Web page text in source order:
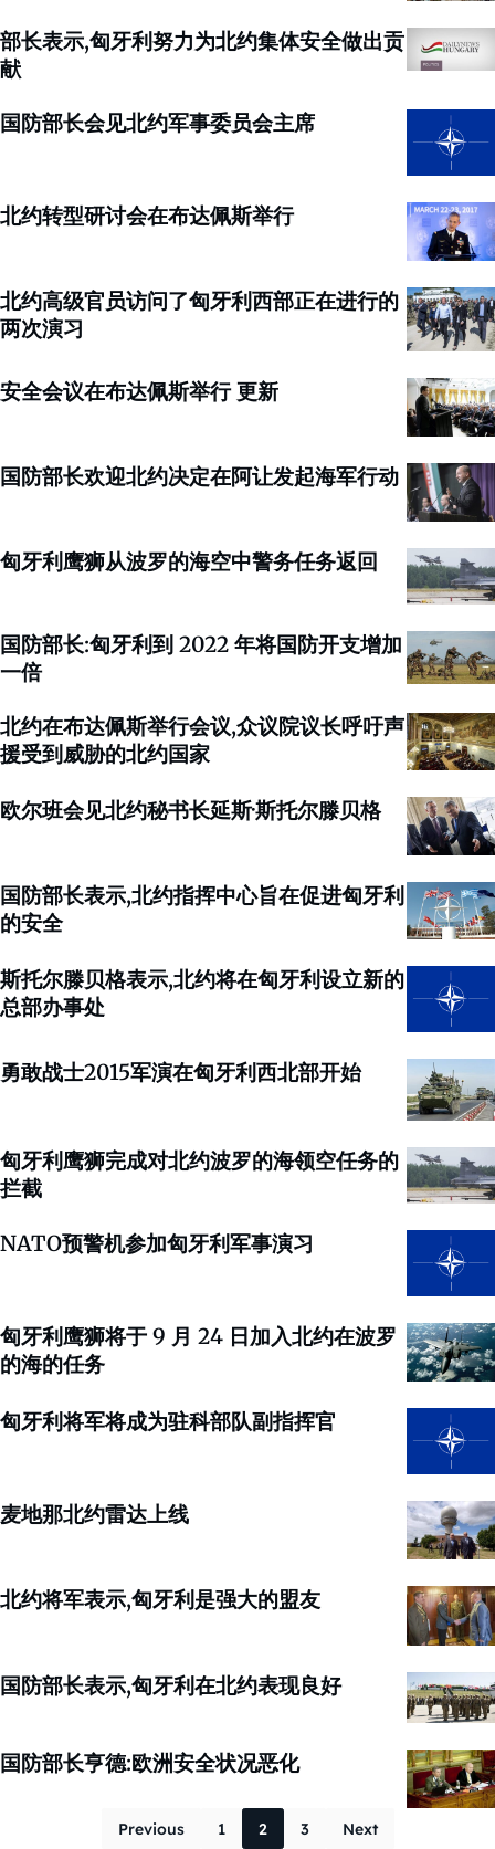
部长表示,匈牙利努力为北约集体安全做出贡
献
国防部长会见北约军事委员会主席
北约转型研讨会在布达佩斯举行
北约高级官员访问了匈牙利西部正在进行的
两次演习
安全会议在布达佩斯举行 更新
国防部长欢迎北约决定在阿让发起海军行动
匈牙利鹰狮从波罗的海空中警务任务返回
国防部长:匈牙利到 2022 年将国防开支增加
一倍
北约在布达佩斯举行会议,众议院议长呼吁声
援受到威胁的北约国家
欧尔班会见北约秘书长延斯·斯托尔滕贝格
国防部长表示,北约指挥中心旨在促进匈牙利
的安全
斯托尔滕贝格表示,北约将在匈牙利设立新的
总部办事处
勇敢战士2015军演在匈牙利西北部开始
匈牙利鹰狮完成对北约波罗的海领空任务的
拦截
NATO预警机参加匈牙利军事演习
匈牙利鹰狮将于 9 月 24 日加入北约在波罗
的海的任务
匈牙利将军将成为驻科部队副指挥官
麦地那北约雷达上线
北约将军表示,匈牙利是强大的盟友
国防部长表示,匈牙利在北约表现良好
国防部长亨德:欧洲安全状况恶化
Posts
Previous 1 2 3 Next